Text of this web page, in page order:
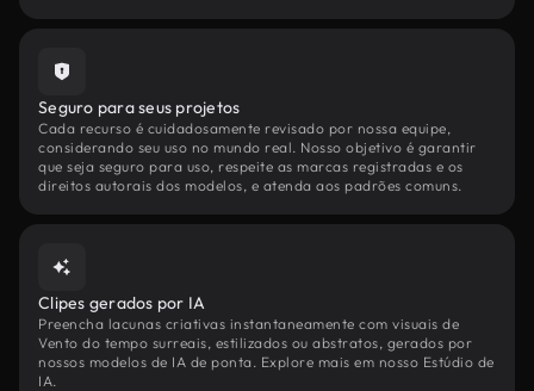
Seguro para seus projetos
Cada recurso é cuidadosamente revisado por nossa equipe,
considerando seu uso no mundo real. Nosso objetivo é garantir
que seja seguro para uso, respeite as marcas registradas e os
direitos autorais dos modelos, e atenda aos padrões comuns.
Clipes gerados por IA
Preencha lacunas criativas instantaneamente com visuais de
Vento do tempo surreais, estilizados ou abstratos, gerados por
nossos modelos de IA de ponta. Explore mais em nosso Estúdio de
IA.